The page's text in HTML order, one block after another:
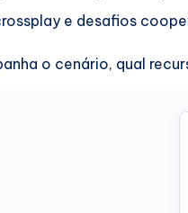
e desafios
o cenário, qual